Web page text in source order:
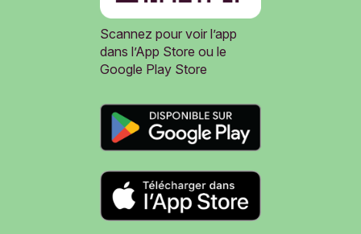
Scannez pour voir l’app
dans l’App Store ou le
Google Play Store